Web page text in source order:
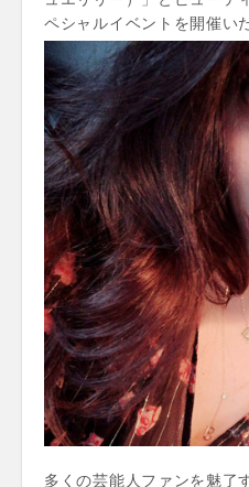
ペシャルイベントを開催い
多くの芸能人ファンを魅了